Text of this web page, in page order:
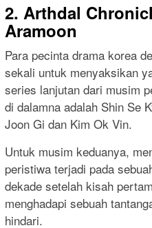
2. Arthdal
Aramoon
Para pecinta drama korea
sekali untuk menyaksikan
series lanjutan dari musim
di dalamna adalah Shin Se
Joon Gi dan Kim Ok Vin.
Untuk musim keduanya,
peristiwa terjadi pada
dekade setelah kisah
menghadapi sebuah
hindari.